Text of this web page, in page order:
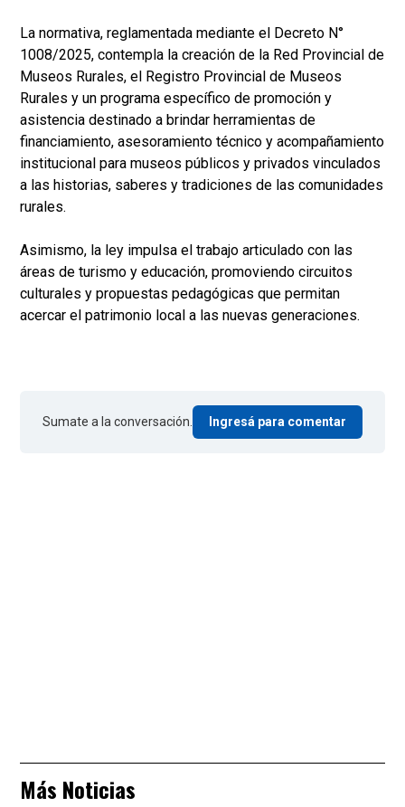
La normativa, reglamentada mediante el Decreto N°
1008/2025, contempla la creación de la Red Provincial de
Museos Rurales, el Registro Provincial de Museos
Rurales y un programa específico de promoción y
asistencia destinado a brindar herramientas de
financiamiento, asesoramiento técnico y acompañamiento
institucional para museos públicos y privados vinculados
a las historias, saberes y tradiciones de las comunidades
rurales.
Asimismo, la ley impulsa el trabajo articulado con las
áreas de turismo y educación, promoviendo circuitos
culturales y propuestas pedagógicas que permitan
acercar el patrimonio local a las nuevas generaciones.
Sumate a la conversación. Ingresá para comentar
Más Noticias